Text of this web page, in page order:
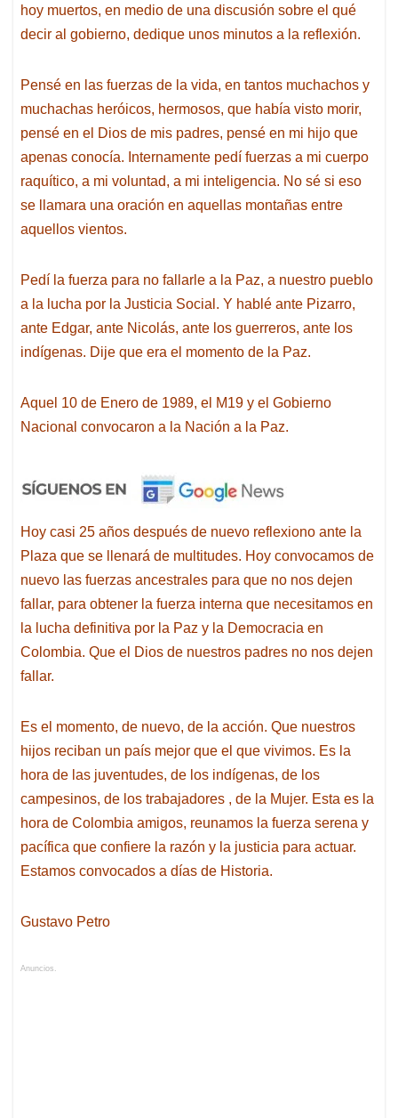
hoy muertos, en medio de una discusión sobre el qué
decir al gobierno, dedique unos minutos a la reflexión.
Pensé en las fuerzas de la vida, en tantos muchachos y
muchachas heróicos, hermosos, que había visto morir,
pensé en el Dios de mis padres, pensé en mi hijo que
apenas conocía. Internamente pedí fuerzas a mi cuerpo
raquítico, a mi voluntad, a mi inteligencia. No sé si eso
se llamara una oración en aquellas montañas entre
aquellos vientos.
Pedí la fuerza para no fallarle a la Paz, a nuestro pueblo
a la lucha por la Justicia Social. Y hablé ante Pizarro,
ante Edgar, ante Nicolás, ante los guerreros, ante los
indígenas. Dije que era el momento de la Paz.
Aquel 10 de Enero de 1989, el M19 y el Gobierno
Nacional convocaron a la Nación a la Paz.
Hoy casi 25 años después de nuevo reflexiono ante la
Plaza que se llenará de multitudes. Hoy convocamos de
nuevo las fuerzas ancestrales para que no nos dejen
fallar, para obtener la fuerza interna que necesitamos en
la lucha definitiva por la Paz y la Democracia en
Colombia. Que el Dios de nuestros padres no nos dejen
fallar.
Es el momento, de nuevo, de la acción. Que nuestros
hijos reciban un país mejor que el que vivimos. Es la
hora de las juventudes, de los indígenas, de los
campesinos, de los trabajadores , de la Mujer. Esta es la
hora de Colombia amigos, reunamos la fuerza serena y
pacífica que confiere la razón y la justicia para actuar.
Estamos convocados a días de Historia.
Gustavo Petro
Anuncios.